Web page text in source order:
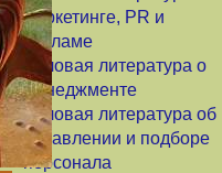
маркетинге, PR и
рекламе
Деловая литература о
менеджменте
Деловая литература об
управлении и подборе
персонала